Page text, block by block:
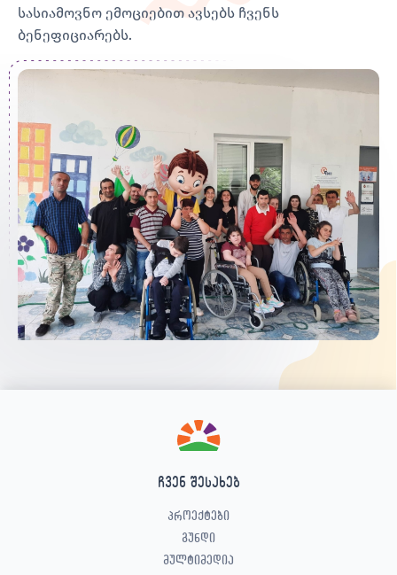
სასიამოვნო ემოციებით ავსებს ჩვენს
ბენეფიციარებს.
ჩვენ შესახებ
პროექტები
გუნდი
მულტიმედია